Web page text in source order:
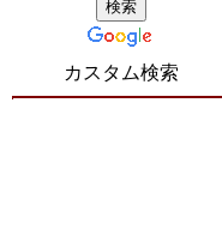
カスタム検索